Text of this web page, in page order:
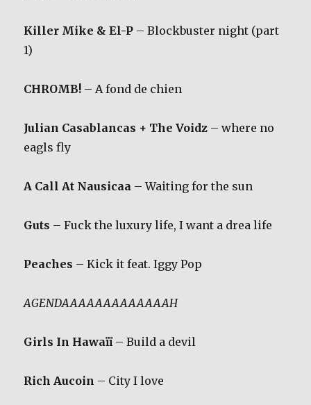
Killer Mike & El-P – Blockbuster night (part
1)
CHROMB! – A fond de chien
Julian Casablancas + The Voidz – where no
eagls fly
A Call At Nausicaa – Waiting for the sun
Guts – Fuck the luxury life, I want a drea life
Peaches – Kick it feat. Iggy Pop
AGENDAAAAAAAAAAAAAH
Girls In Hawaïï– Build a devil
Rich Aucoin – City I love